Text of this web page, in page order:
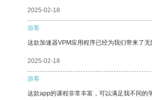
2025-02-18
游客
这款加速器VPM应用程序已经为我们带来了无
2025-02-18
游客
这款app的课程非常丰富，可以满足我不同的